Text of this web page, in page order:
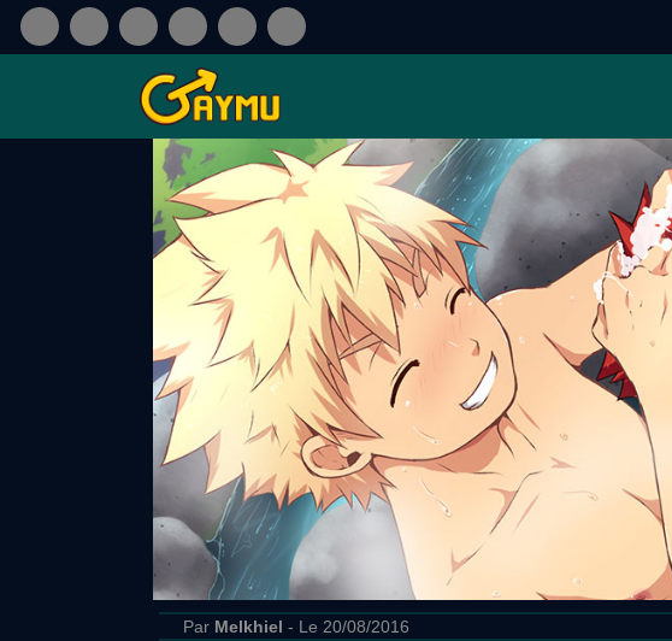
Par Melkhiel - Le 20/08/2016